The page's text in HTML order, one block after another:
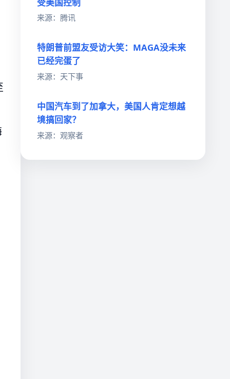
来源：腾讯
特朗普前盟友受访大笑：MAGA没未来
已经完蛋了
来源：天下事
中国汽车到了加拿大，美国人肯定想越
境搞回家？
来源：观察者